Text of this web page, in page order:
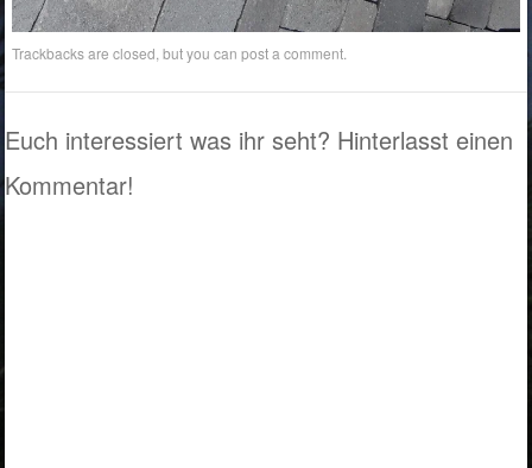
Trackbacks are closed, but you canpost a comment
Euch interessiert was ihr seht? Hinterlasst einen
Kommentar!